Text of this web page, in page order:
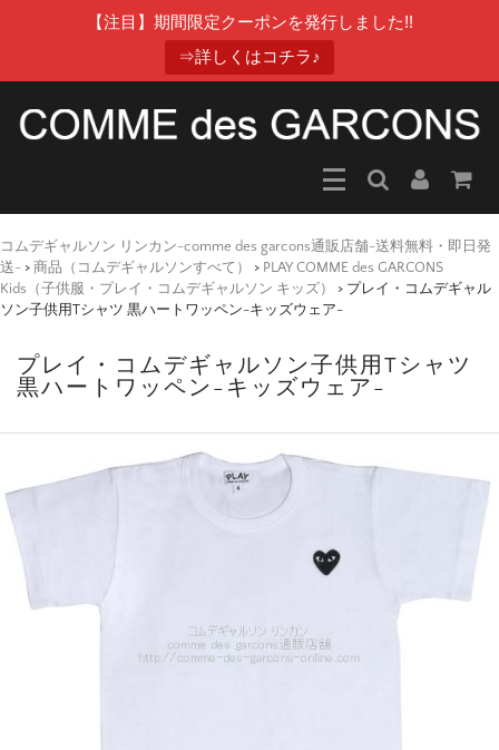
【注目】期間限定クーポンを発行しました!!
⇒詳しくはコチラ♪
コムデギャルソン リンカン-comme des garcons通販店舗-送料無料・即日発
送- > 商品（コムデギャルソンすべて） > PLAY COMME des GARCONS
Kids（子供服・プレイ・コムデギャルソン キッズ）
> プレイ・コムデギャル
ソン子供用Tシャツ 黒ハートワッペン-キッズウェア-
プレイ・コムデギャルソン子供用Tシャツ
黒ハートワッペン-キッズウェア-